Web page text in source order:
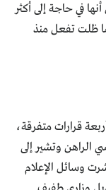
في حاجة إلى أكثر
ظلت تفعل منذ
قرارات متفرقة،
الراهن وتشير إلى
سبتمبر، نشرت وسائل الإعلام